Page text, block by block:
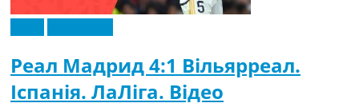
Реал Мадрид 4:1 Вільярреал.
Іспанія. ЛаЛіга. Відео